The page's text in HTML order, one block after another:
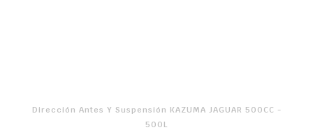
Dirección Antes Y Suspensión KAZUMA JAGUAR 500CC -
500L